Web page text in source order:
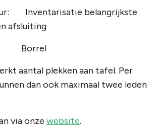
Inventarisatie belangrijkste
afsluiting
Borrel
aantal plekken aan tafel. Per
dan ook maximaal twee leden
via onze website.